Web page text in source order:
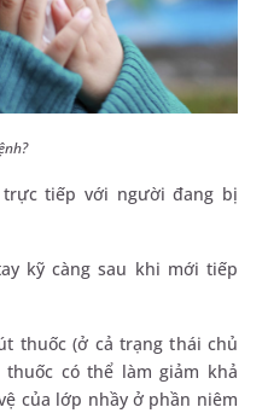
tiếp với người đang bị
kỹ càng sau khi mới tiếp
thuốc (ở cả trạng thái chủ
có thể làm giảm khả
của lớp nhầy ở phần niêm